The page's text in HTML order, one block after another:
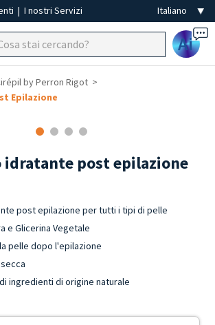
| I nostri Servizi
Ai
by Perron Rigot
Epilazione
idratante post epilazione
post epilazione per tutti i tipi di pelle
e Glicerina Vegetale
pelle dopo l'epilazione
ingredienti di origine naturale